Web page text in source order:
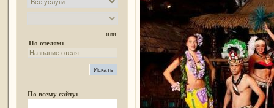
или
По отелям:
По всему сайту: